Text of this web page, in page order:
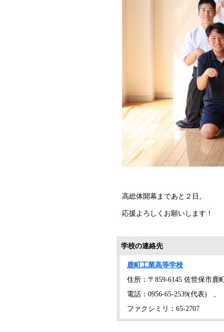
高総体開幕まであと２日。
応援よろしくお願いします！
学校の連絡先
鹿町工業高等学校
住所：〒859-6145 佐世保市鹿
電話：0956-65-2539(代表) ,
ファクシミリ：65-2707